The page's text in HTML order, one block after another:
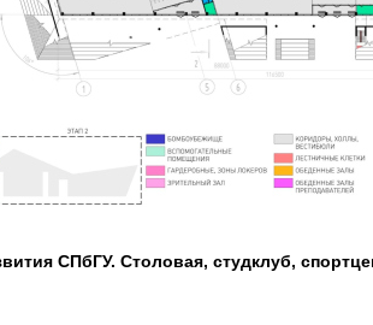
СПбГУ. Столовая, студклуб,